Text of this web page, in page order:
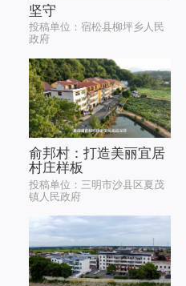
坚守
投稿单位：宿松县柳坪乡人民
政府
俞邦村：打造美丽宜居
村庄样板
投稿单位：三明市沙县区夏茂
镇人民政府